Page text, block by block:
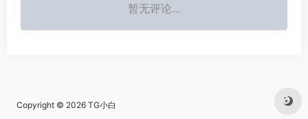
暂无评论...
Copyright © 2026 TG小白